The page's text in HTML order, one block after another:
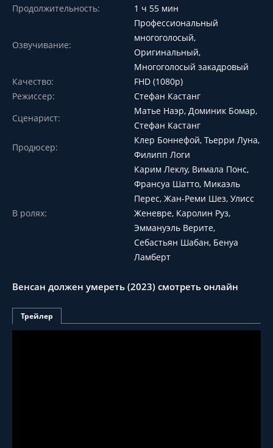
Продолжительность:
1 ч 55 мин
Озвучивание:
Профессиональный
многоголосый,
Оригинальный,
Многоголосый закадровый
Качество:
FHD (1080p)
Режиссер:
Стефан Кастанг
Сценарист:
Матье Наэр, Доминик Бомар,
Стефан Кастанг
Продюсер:
Клер Боннефой, Тьерри Луна,
Филипп Логи
В ролях:
Карим Леклу, Вимала Понс,
Франсуа Шатто, Микаэль
Перес, Жан-Реми Шез, Улисс
Женевре, Каролин Руз,
Эммануэль Верите,
Себастьян Шабан, Бенуа
Ламберт
Венсан должен умереть (2023) смотреть онлайн
Трейлер